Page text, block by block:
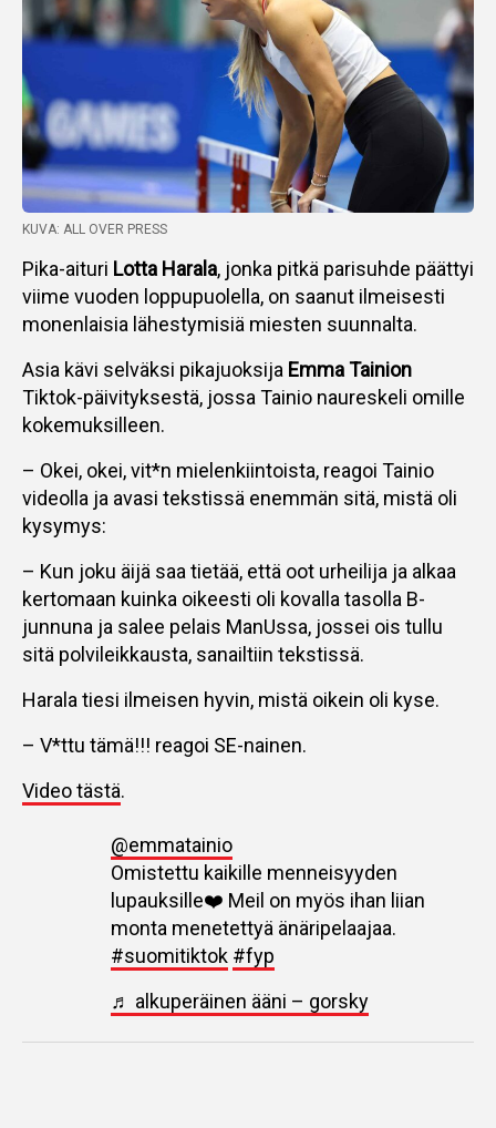
KUVA: ALL OVER PRESS
Pika-aituri Lotta Harala, jonka pitkä parisuhde päättyi
viime vuoden loppupuolella, on saanut ilmeisesti
monenlaisia lähestymisiä miesten suunnalta.
Asia kävi selväksi pikajuoksija Emma Tainion
Tiktok-päivityksestä, jossa Tainio naureskeli omille
kokemuksilleen.
– Okei, okei, vit*n mielenkiintoista, reagoi Tainio
videolla ja avasi tekstissä enemmän sitä, mistä oli
kysymys:
– Kun joku äijä saa tietää, että oot urheilija ja alkaa
kertomaan kuinka oikeesti oli kovalla tasolla B-
junnuna ja salee pelais ManUssa, jossei ois tullu
sitä polvileikkausta, sanailtiin tekstissä.
Harala tiesi ilmeisen hyvin, mistä oikein oli kyse.
– V*ttu tämä!!! reagoi SE-nainen.
Video tästä.
@emmatainio
Omistettu kaikille menneisyyden
lupauksille❤️ Meil on myös ihan liian
monta menetettyä änäripelaajaa.
#suomitiktok #fyp
♬ alkuperäinen ääni – gorsky